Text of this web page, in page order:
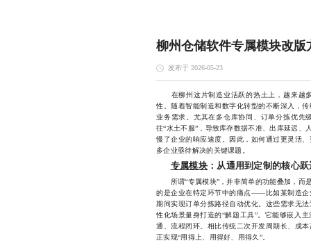
柳州仓储软件专属模块改版
发布于 2026-05-23
在柳州这片制造业活跃的热土上，越来越
性。随着智能制造和数字化转型的不断深入，
业务需求。尤其在多仓库协同、订单分拣优先
往“水土不服”，导致库存数据不准、出库延迟
慢了企业的响应速度。因此，如何通过更灵活
多企业亟待解决的关键课题。
专属模块：从通用到定制的核心跃
所谓“专属模块”，并非简单的功能叠加，而
的是企业在特定环节中的痛点——比如某制造企
期间实现订单分拣路径自动优化。这些需求无
性化场景量身打造的“解题工具”。它能够嵌入
通、流程闭环。相比传统二次开发周期长、成
正实现“用得上、用得好、用得久”。